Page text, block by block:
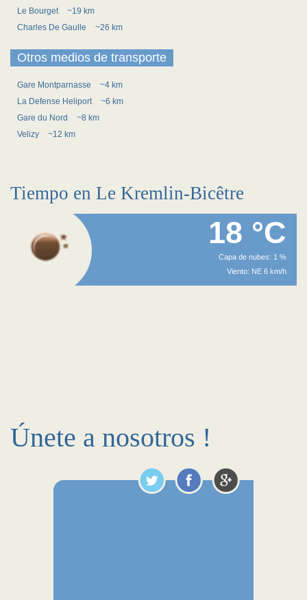
Le Bourget
~19 km
Charles De Gaulle
~26 km
Otros medios de transporte
Gare Montparnasse
~4 km
La Defense Heliport
~6 km
Gare du Nord
~8 km
Velizy
~12 km
Tiempo en Le Kremlin-Bicêtre
18 °C
Capa de nubes: 1 %
Viento: NE 6 km/h
Únete a nosotros !